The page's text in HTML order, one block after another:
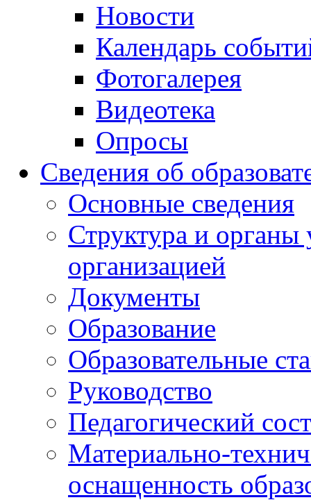
Новости
Календарь
Фотогалерея
Видеотека
Опросы
Сведения об
Основные сведения
Структура и органы
организацией
Документы
Образование
Образовательные
Руководство
Педагогический
Материально-
оснащенность